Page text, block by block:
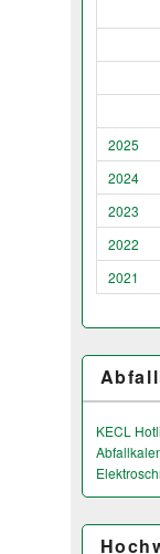
2025
2024
2023
2022
2021
KECL